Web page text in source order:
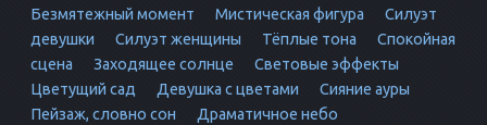
Безмятежный момент
Мистическая фигура
Силуэт
девушки
Силуэт женщины Тёплые тона
Спокойная
сцена
Заходящее солнце
Световые эффекты
Цветущий сад
Девушка с цветами
Сияние ауры
Пейзаж, словно сон
Драматичное небо